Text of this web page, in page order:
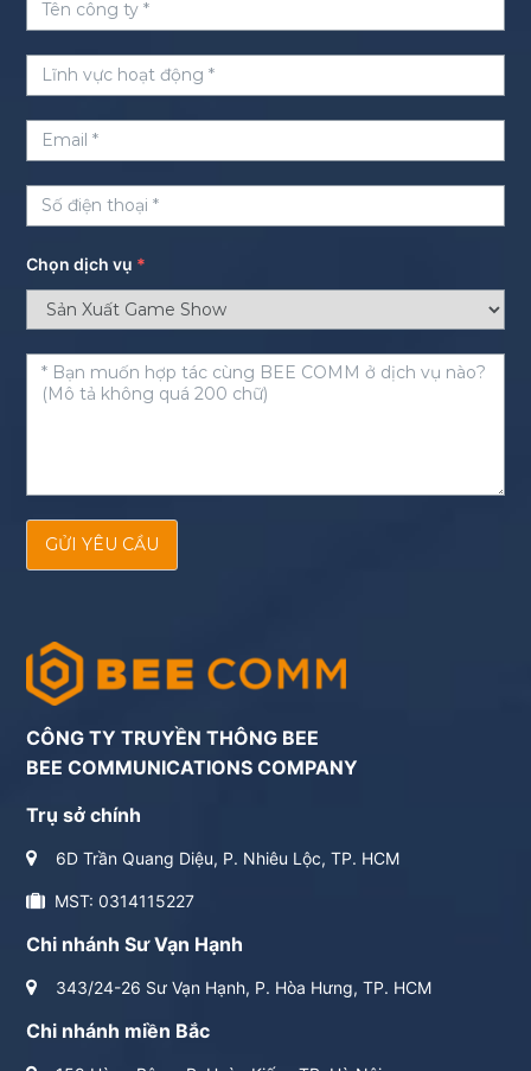
Chọn dịch vụ *
GỬI YÊU CẦU
CÔNG TY TRUYỀN THÔNG BEE
BEE COMMUNICATIONS COMPANY
Trụ sở chính
6D Trần Quang Diệu, P. Nhiêu Lộc, TP. HCM
MST: 0314115227
Chi nhánh Sư Vạn Hạnh
343/24-26 Sư Vạn Hạnh, P. Hòa Hưng, TP. HCM
Chi nhánh miền Bắc